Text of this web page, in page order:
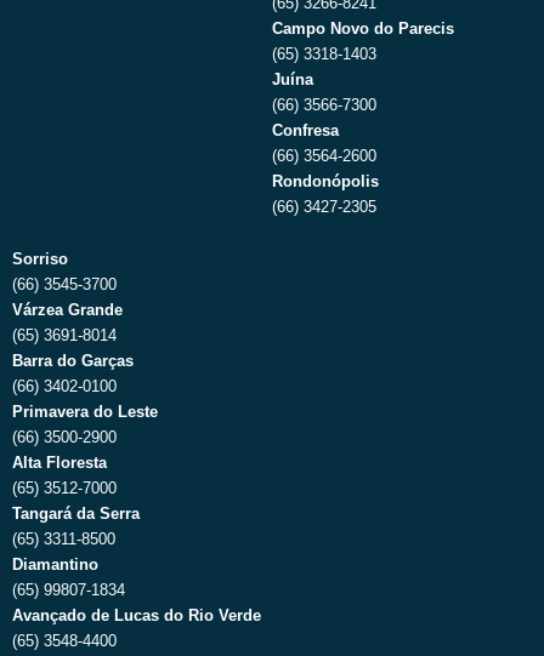
Campo Novo do Parecis
(65) 3318-1403
Juína
(66) 3566-7300
Confresa
(66) 3564-2600
Rondonópolis
(66) 3427-2305
Sorriso
(66) 3545-3700
Várzea Grande
(65) 3691-8014
Barra do Garças
(66) 3402-0100
Primavera do Leste
(66) 3500-2900
Alta Floresta
(65) 3512-7000
Tangará da Serra
(65) 3311-8500
Diamantino
(65) 99807-1834
Avançado de Lucas do Rio Verde
(65) 3548-4400